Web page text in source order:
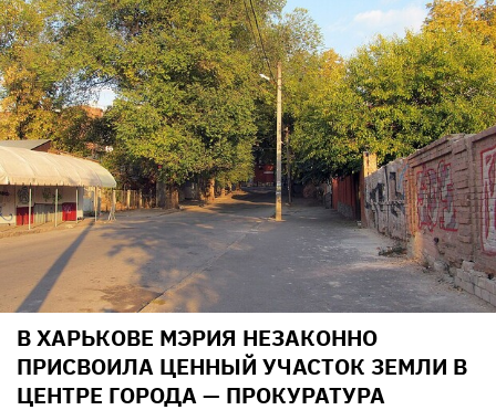
В ХАРЬКОВЕ МЭРИЯ НЕЗАКОННО
ПРИСВОИЛА ЦЕННЫЙ УЧАСТОК ЗЕМЛИ В
ЦЕНТРЕ ГОРОДА — ПРОКУРАТУРА